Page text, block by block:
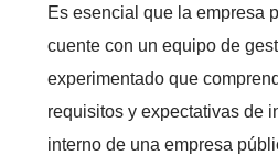
Es esencial que la empresa
cuente con un equipo de
experimentado que
requisitos y expectativas de
interno de una empresa